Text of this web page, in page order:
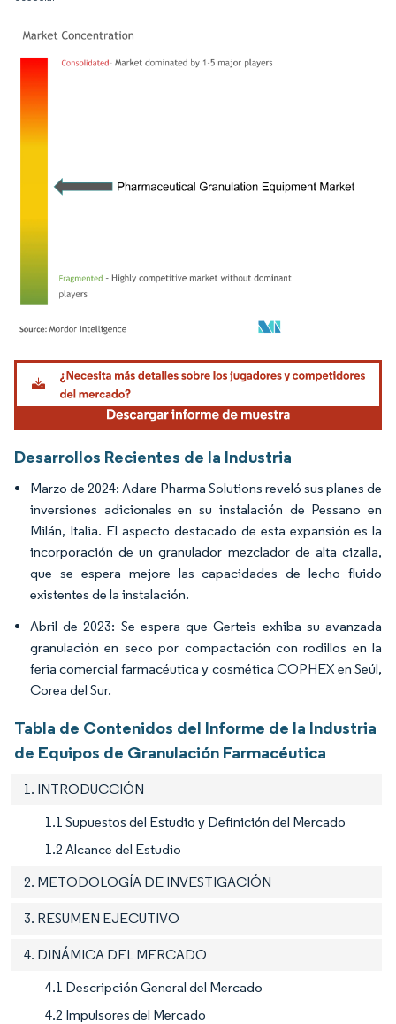
Imagen © Mordor Intelligence. El uso requiere atribución según CC BY 4.0.
Desarrollos Recientes de la Industria
Marzo de 2024: Adare Pharma Solutions reveló sus planes de
inversiones adicionales en su instalación de Pessano en
Milán, Italia. El aspecto destacado de esta expansión es la
incorporación de un granulador mezclador de alta cizalla,
que se espera mejore las capacidades de lecho fluido
existentes de la instalación.
Abril de 2023: Se espera que Gerteis exhiba su avanzada
granulación en seco por compactación con rodillos en la
feria comercial farmacéutica y cosmética COPHEX en Seúl,
Corea del Sur.
Tabla de Contenidos del Informe de la Industria
de Equipos de Granulación Farmacéutica
1. INTRODUCCIÓN
1.1 Supuestos del Estudio y Definición del Mercado
1.2 Alcance del Estudio
2. METODOLOGÍA DE INVESTIGACIÓN
3. RESUMEN EJECUTIVO
4. DINÁMICA DEL MERCADO
4.1 Descripción General del Mercado
4.2 Impulsores del Mercado